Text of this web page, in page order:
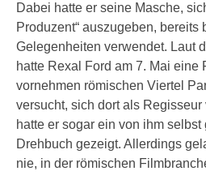
Dabei hatte er seine Masche,
Produzent“ auszugeben, bereits
Gelegenheiten verwendet. Laut
hatte Rexal Ford am 7. Mai eine
vornehmen römischen Viertel
versucht, sich dort als
hatte er sogar ein von ihm
Drehbuch gezeigt. Allerdings
nie, in der römischen